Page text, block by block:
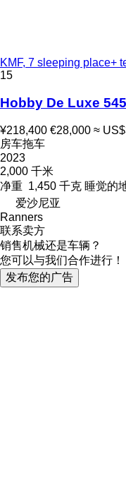
KMF, 7 sleeping place+
15
Hobby De Luxe
¥218,400 €28,000 ≈
房车拖车
2023
2,000 千米
净重 1,450 千克 睡觉的
爱沙尼亚
Ranners
联系卖方
销售机械还是车辆？
您可以与我们合作进行！
发布您的广告